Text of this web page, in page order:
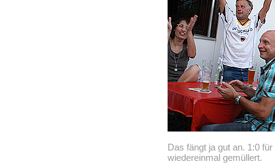
Das fängt ja gut an. 1:0
wiedereinmal gemüllert.